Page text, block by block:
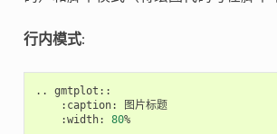
行内模式:
..
:caption:
:width:
80%